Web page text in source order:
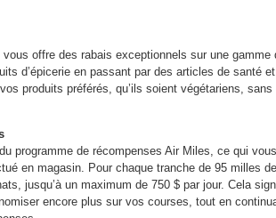
offre des rabais exceptionnels sur une gamme
d’épicerie en passant par des articles de santé
produits préférés, qu’ils soient végétariens,
programme de récompenses Air Miles, ce qui
en magasin. Pour chaque tranche de 95 milles
jusqu’à un maximum de 750 $ par jour. Cela
encore plus sur vos courses, tout en